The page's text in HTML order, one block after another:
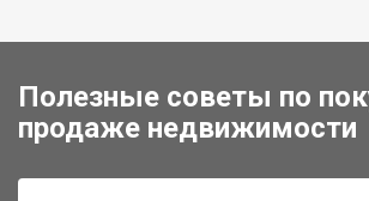
Полезные советы по
продаже недвижимости